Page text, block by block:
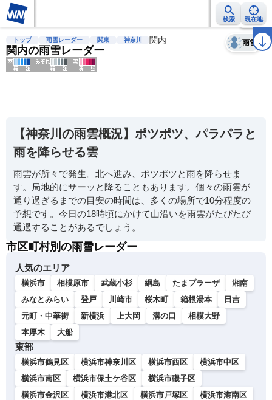
検索 現在地
雨雲レーダー 台風情報 地震情報 警報・注意報 2週間天気 ラ
トップ 雨雪レーダー 関東 神奈川 関内
関内の雨雪レーダー
雨雪
天気 台風
【神奈川の雨雲概況】ポツポツ、パラパラと
雨を降らせる雲
雨雲が所々で発生。北へ進み、ポツポツと雨を降らせま
す。局地的にサーッと降ることもあります。個々の雨雲が
通り過ぎるまでの目安の時間は、多くの場所で10分程度の
予想です。今日の18時頃にかけて山沿いを雨雲がたびたび
通過することがあるでしょう。
市区町村別の雨雪レーダー
人気のエリア
横浜市 相模原市 武蔵小杉 綱島 たまプラーザ
湘南
みなとみらい
登戸 川崎市 桜木町 箱根湯本
日吉
元町・中華街
新横浜 上大岡 溝の口
相模大野
本厚木
大船
東部
横浜市鶴見区 横浜市神奈川区 横浜市西区
横浜市中区
横浜市南区
横浜市保土ケ谷区
横浜市磯子区
横浜市金沢区
横浜市港北区 横浜市戸塚区
横浜市港南区